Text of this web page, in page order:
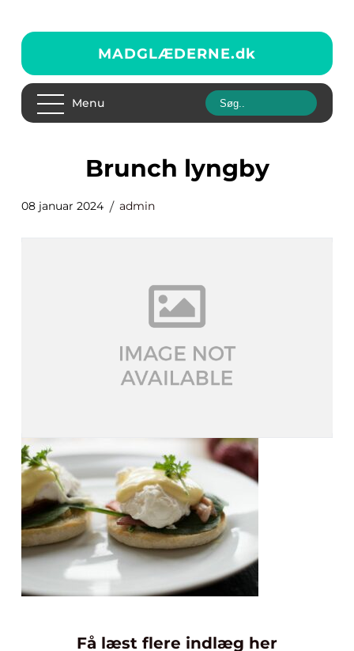
MADGLÆDERNE.dk
Menu
brunch lyngby
08 januar 2024 admin
Få læst flere indlæg her